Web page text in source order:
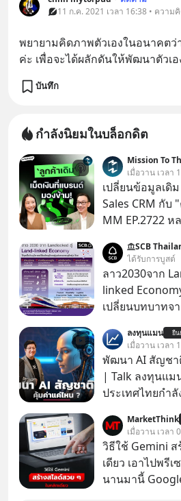
11 ก.ค. 2021 เวลา 16:38 • ความ
พยายามคิดภาพตัวเองในอนาคต
ค่ะ เพื่อจะได้ผลักดันให้พัฒนาตัวเ
บันทึก
กำลังนิยมในบล็อกดิต
Mission To
เมื่อวาน เวลา
เปลี่ยนข้อมูลเดิ
Sales CRM กั
MM EP.2722
แล้ว คือกลุ่มที่มี
กลับปล่อยให้เงียบ
Mission To The
คุยกับคุณโค้ก ส
ด้านงานขายและ
ว่าทำไม "ลูกค้า
ธุรกิจมองข้ามม
ข้อมูลที่กระจัดก
ได้ที่ต่อเนื่องได้ยังไง ถ้ายอดข
แต่งบโฆษณาก็พ
ฐานลูกค้าเดิมที่คุณมีอยู่
#CRM #ลูกค้า
SCB
ได้รับการบูสต์
ลาว2030จาก
linked
เปลี่ยนบทบาทจ
ของอนุภูมิภาคลุ่
ลงทุนแมน ยื
พัฒนา AI สัญชา
| Talk ลงทุนแม
ประเทศไทยกำ
“ThaiLLM” เพื่อให้คนไทยมีโครงสร้าง
พื้นฐานด้าน AI
บริบททางสังคม
คำถามคือ การ
MarketThink
เมื่อวาน เวลา
วิธีใช้ Gemini
เดียว เอาไปพรี
นานมานี้